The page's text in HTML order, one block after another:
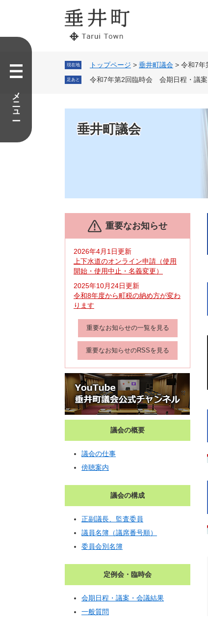
す。
メニュー
現在地 トップページ > 垂井町議会 > 令和7年
足あと 令和7年第2回臨時会 会期日程・議案
垂井町議会
重要なお知らせ
2026年4月1日更新
上下水道のオンライン申請（使用
開始・使用中止・名義変更）
2025年10月24日更新
令和8年度から町税の納め方が変わ
ります
重要なお知らせの一覧を見る
重要なお知らせのRSSを見る
議会の概要
議会の仕事
傍聴案内
議会の構成
正副議長、監査委員
議員名簿（議席番号順）
委員会別名簿
定例会・臨時会
会期日程・議案・会議結果
一般質問